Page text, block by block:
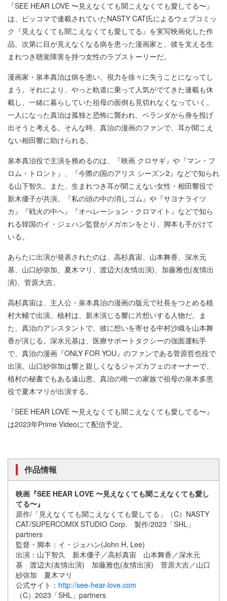
『SEE HEAR LOVE 〜見えなくても聞こえなくても愛してる〜』
は、ピッコマで連載されていたNASTY CAT氏によるウェブコミッ
ク『見えなくても聞こえなくても愛してる』を実写映画化した作
品。次第に目が見えなくなる病を患った漫画家と、彼を支える生
まれつき聴覚障害を持つ女性のラブストーリーだ。
漫画家・泉本真治は病を患い、視力を徐々に失うことになってし
まう。それにより、やっと軌道に乗って人気がでてきた連載も休
載し、一緒に暮らしていた祖母の面倒も見切れなくなっていく。
一人になった真治は孤独と恐怖に襲われ、ベランダから身を投げ
出そうと考える。そんな時、真治の漫画のファンで、耳が聞こえ
ない相田響に助けられる。
泉本真治役で主演を務めるのは、『映画 クロサギ』や『マン・フ
ロム・トロント』、『今際の国のアリス シーズン2』などで知られ
る山下智久。また、生まれつき耳が聞こえない女性・相田響役で
新木優子が共演。『私の頭の中の消しゴム』や『サヨナライツ
カ』『戦火の中へ』『オぺレーション・クロマイト』などで知ら
れる韓国のイ・ジェハン監督がメガホンをとり、脚本も手がけて
いる。
あらたに出演が発表されたのは、高杉真宙、山本舞香、深水元
基、山口紗弥加、夏木マリ、渡辺大(友情出演)、加藤雅也(友情出
演)、菅原大吉。
高杉真宙は、主人公・泉本真治の漫画の版元で社長をつとめる植
村大輔で出演。植村は、新木演じる響に片想いする人物だ。ま
た、真治のアシスタントで、彼に想いを寄せる中村沙織を山本舞
香が演じる。深水元基は、医療サポートタクシーの強面運転手
で、真治の漫画『ONLY FOR YOU』のファンである菅原哲也役で
出演。山口紗弥加は響と親しくなるジャズカフェのオーナーで、
植村の秘書でもある遠山恵、真治の唯一の家族で祖母の泉本多恵
役で夏木マリが出演する。
『SEE HEAR LOVE 〜見えなくても聞こえなくても愛してる〜』
は2023年Prime Videoにて配信予定。
作品情報
映画『SEE HEAR LOVE 〜見えなくても聞こえなくても愛し
てる〜』
原作/「見えなくても聞こえなくても愛してる」（C）NASTY
CAT/SUPERCOMIX STUDIO Corp. 製作/2023「SHL」
partners
監督・脚本：イ・ジェハン(John H, Lee)
出演：山下智久 新木優子／高杉真宙 山本舞香／深水元
基 渡辺大(友情出演) 加藤雅也(友情出演) 菅原大吉／山口
紗弥加 夏木マリ
公式サイト： http://see-hear-love.com
（C）2023「SHL」partners